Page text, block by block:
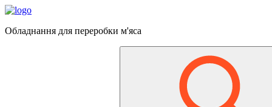
Обладнання для переробки м'яса